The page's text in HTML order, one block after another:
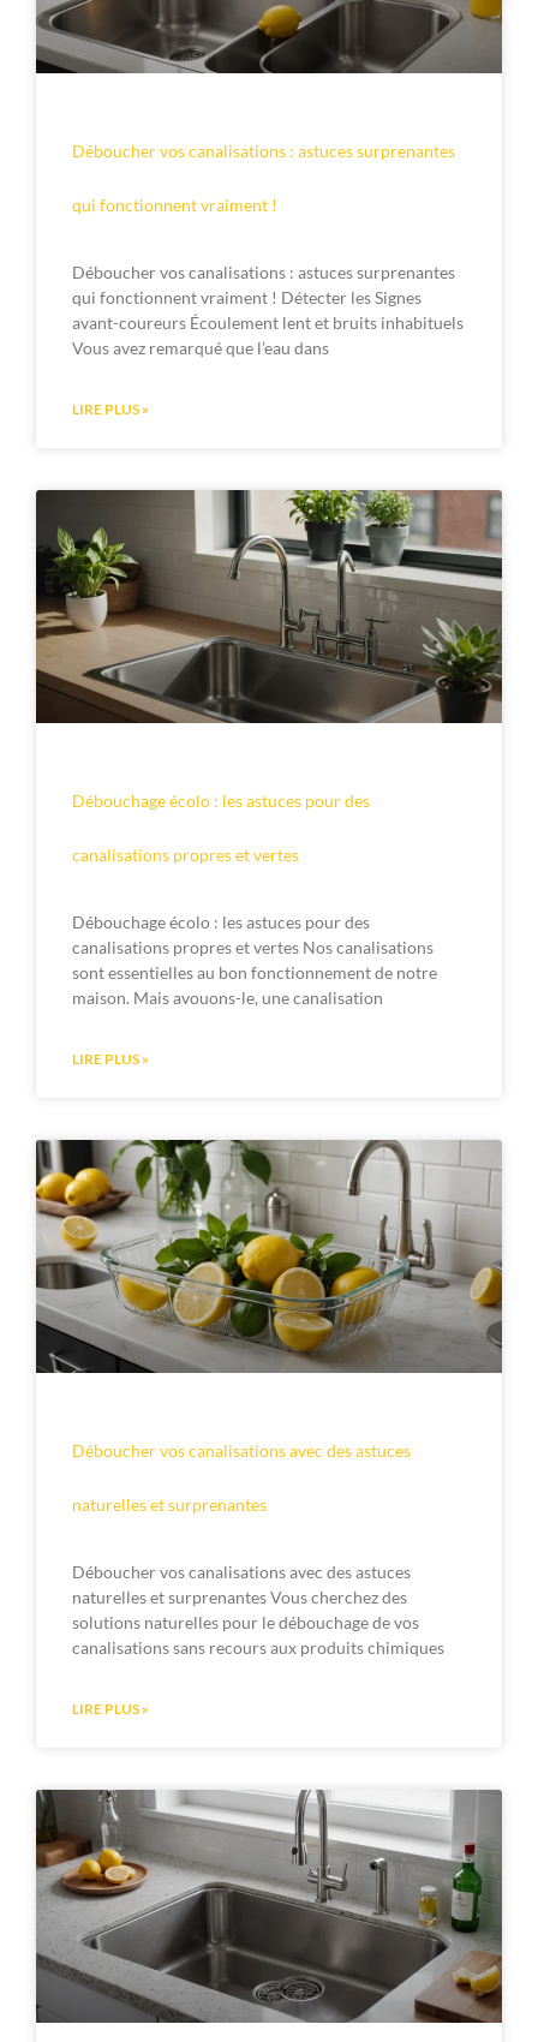
Déboucher vos canalisations : astuces surprenantes
qui fonctionnent vraiment !
Déboucher vos canalisations : astuces surprenantes
qui fonctionnent vraiment ! Détecter les Signes
avant-coureurs Écoulement lent et bruits inhabituels
Vous avez remarqué que l’eau dans
LIRE PLUS »
Débouchage écolo : les astuces pour des
canalisations propres et vertes
Débouchage écolo : les astuces pour des
canalisations propres et vertes Nos canalisations
sont essentielles au bon fonctionnement de notre
maison. Mais avouons-le, une canalisation
LIRE PLUS »
Déboucher vos canalisations avec des astuces
naturelles et surprenantes
Déboucher vos canalisations avec des astuces
naturelles et surprenantes Vous cherchez des
solutions naturelles pour le débouchage de vos
canalisations sans recours aux produits chimiques
LIRE PLUS »